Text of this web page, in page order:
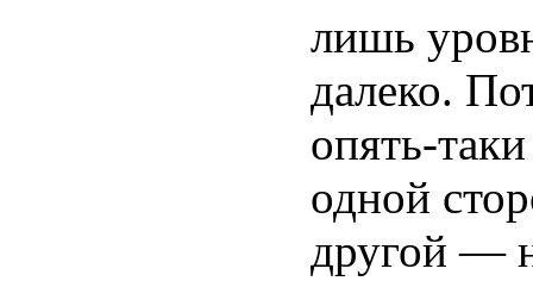
лишь
далеко.
опять-
одной
другой —